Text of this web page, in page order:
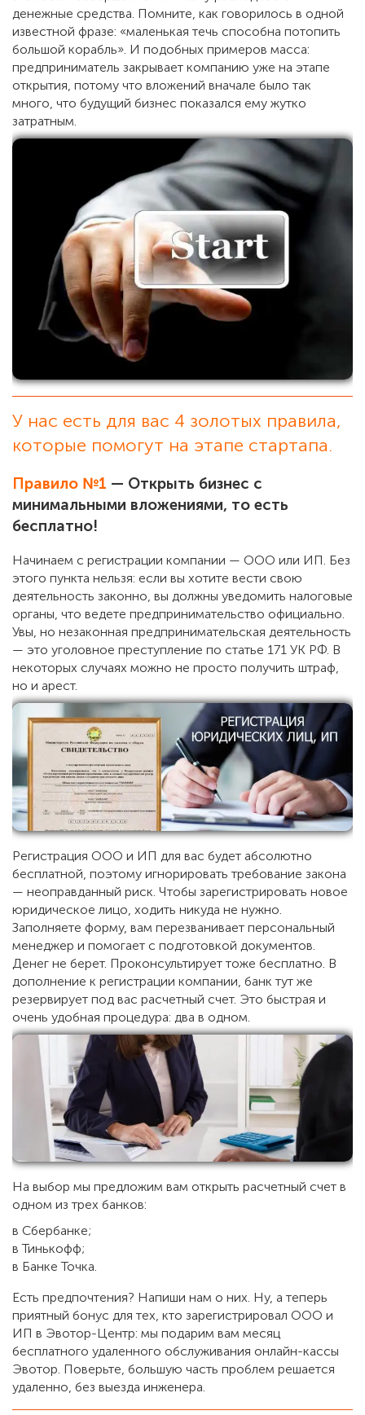
денежные средства. Помните, как говорилось в одной
известной фразе: «маленькая течь способна потопить
большой корабль». И подобных примеров масса:
предприниматель закрывает компанию уже на этапе
открытия, потому что вложений вначале было так
много, что будущий бизнес показался ему жутко
затратным.
У нас есть для вас 4 золотых правила,
которые помогут на этапе стартапа.
Правило №1 — Открыть бизнес с
минимальными вложениями, то есть
бесплатно!
Начинаем с регистрации компании — ООО или ИП. Без
этого пункта нельзя: если вы хотите вести свою
деятельность законно, вы должны уведомить налоговые
органы, что ведете предпринимательство официально.
Увы, но незаконная предпринимательская деятельность
— это уголовное преступление по статье 171 УК РФ. В
некоторых случаях можно не просто получить штраф,
но и арест.
Регистрация ООО и ИП для вас будет абсолютно
бесплатной, поэтому игнорировать требование закона
— неоправданный риск. Чтобы зарегистрировать новое
юридическое лицо, ходить никуда не нужно.
Заполняете форму, вам перезванивает персональный
менеджер и помогает с подготовкой документов.
Денег не берет. Проконсультирует тоже бесплатно. В
дополнение к регистрации компании, банк тут же
резервирует под вас расчетный счет. Это быстрая и
очень удобная процедура: два в одном.
На выбор мы предложим вам открыть расчетный счет в
одном из трех банков:
в Сбербанке;
в Тинькофф;
в Банке Точка.
Есть предпочтения? Напиши нам о них. Ну, а теперь
приятный бонус для тех, кто зарегистрировал ООО и
ИП в Эвотор-Центр: мы подарим вам месяц
бесплатного удаленного обслуживания онлайн-кассы
Эвотор. Поверьте, большую часть проблем решается
удаленно, без выезда инженера.